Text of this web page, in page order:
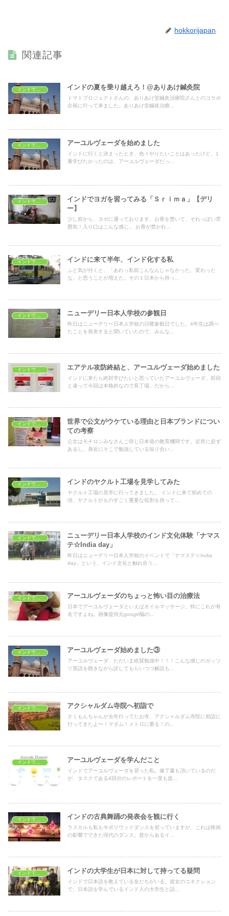
hokkorijapan
関連記事
インドの夏を乗り越えろ！@ありあけ鍼灸院
トマトプロジェクトさんの、ありあけ堂鍼灸治療院さんとのコラボ
企画に行って来ました。ありあけ堂鍼灸治療...
インドで学ぶ アーユルヴェーダを始めました
インドに行くと決まったとき、色々やりたいことはあったけど、1
番学びたかったのは、アーユルヴェーダだっ...
インドでヨガを習ってみる「Ｓｒｉｍａ」【デリ
ー】
少し前から、ヨガに通っております。お香を焚いて、それっぽい雰
囲気！入り口はこんな感じ。 お香が焚かれ...
インドに来て半年、インド化する私
ふと気が付くと、「あれっ私前こんなんじゃなかった、変わった
な」と思うことが増えた。その１日本から持っ...
インドで子育て ニューデリー日本人学校の参観日
昨日はニューデリー日本人学校の日曜参観日でした。4年生は調べ
たことを発表すると聞いていたので、みんな...
インドで学ぶ エアテル攻防終結と、アーユルヴェーダ始めました
インドに来たら絶対学びたいと思っていたアーユルヴェーダ。前回
と違って今回は本格的なので長丁場。だから...
世界で公文がウケている理由と日本ブランドについ
ての考察
公文はモチロンみなさんご存じ日本発の教育機関です。近所に必ず
あるし、身近にそこで勉強している知り合い...
インドのヤクルト工場を見学してみた
ヤクルト工場の見学に行ってきました。 インドに来て初めての
頃、ヤクルトがものすごく重要な役割を持って...
インドで子育て
ニューデリー日本人学校のインド文化体験「ナマス
テ☆India day」
昨日はニューデリー日本人学校のイベントで「ナマステ☆India
day」という、インド文化と触れ合う...
インドで学ぶ アーユルヴェーダのちょっと怖い目の治療法
日本でアーユルヴェーダといえばオイルマッサージ。特にこれが有
名ですよね。画像提供元googirl脳の...
インドで学ぶ アーユルヴェーダ始めました③
アーユルヴェーダ、ただいま絶賛勉強中！！！こんな感じのガッツ
リ英語を聴きながら訳してもらいつつ解説も...
インドで学ぶ アクシャルダム寺院へ初詣で
さくもんちゃんが去年行ってたお寺、アクシャルダム寺院に初詣に
行ってきたよ〜！マダム！メトロに乗る！の...
インドで学ぶ アーユルヴェーダを学んだこと
インドでアーユルヴェーダを習った私。修了書も頂いているのだ
が、タスクである4回分のレポートを一度も提...
インドの古典舞踊の発表会を観に行く
ラスカルも私も今ボリウッドダンスを習っていますが、これは映画
の影響でできた現代のダンス。昔からあるイ...
インドで学ぶ インドの大学生が日本に対して持ってる疑問
インドで日本語を教えている友だちがいる。彼女のコネクション
で、日本語を学んでいるインド人の大学生と話...